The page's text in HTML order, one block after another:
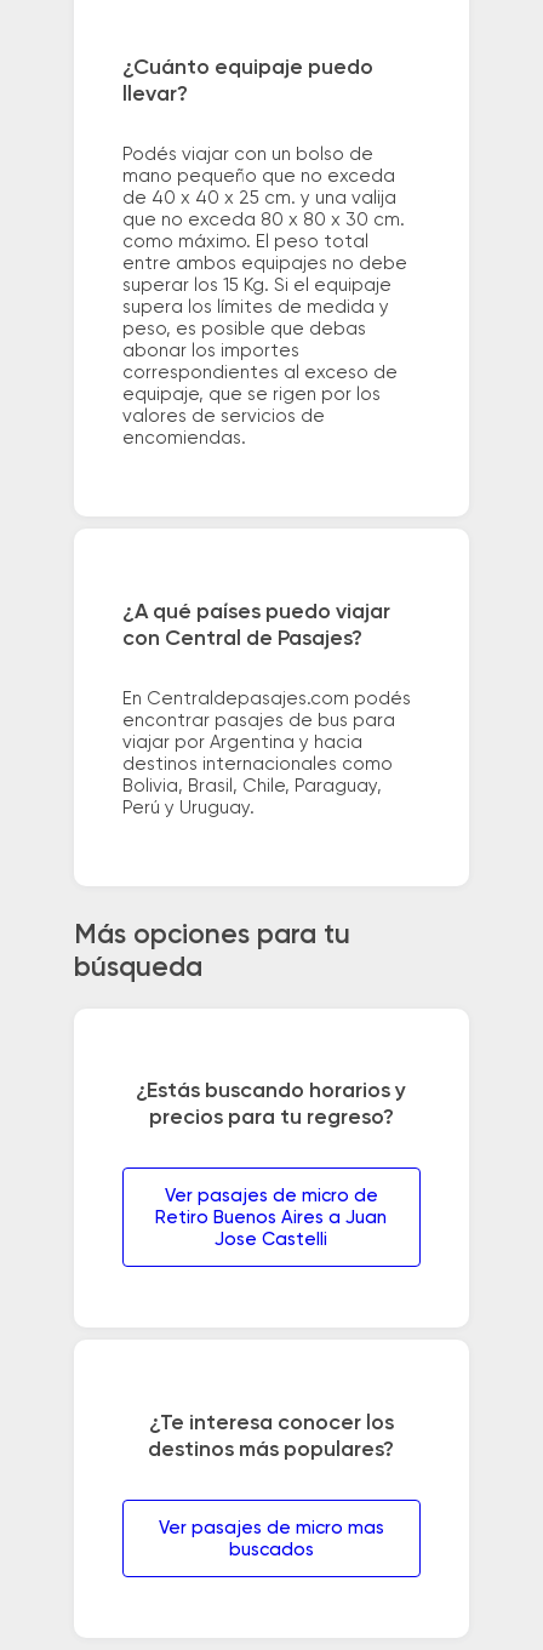
¿Cuánto equipaje puedo
llevar?
Podés viajar con un bolso de
mano pequeño que no exceda
de 40 x 40 x 25 cm. y una valija
que no exceda 80 x 80 x 30 cm.
como máximo. El peso total
entre ambos equipajes no debe
superar los 15 Kg. Si el equipaje
supera los límites de medida y
peso, es posible que debas
abonar los importes
correspondientes al exceso de
equipaje, que se rigen por los
valores de servicios de
encomiendas.
¿A qué países puedo viajar
con Central de Pasajes?
En Centraldepasajes.com podés
encontrar pasajes de bus para
viajar por Argentina y hacia
destinos internacionales como
Bolivia, Brasil, Chile, Paraguay,
Perú y Uruguay.
Más opciones para tu
búsqueda
¿Estás buscando horarios y
precios para tu regreso?
Ver pasajes de micro de
Retiro Buenos Aires a Juan
Jose Castelli
¿Te interesa conocer los
destinos más populares?
Ver pasajes de micro mas
buscados